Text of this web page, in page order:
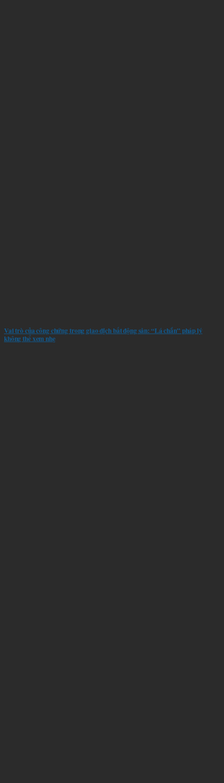
Vai trò của công chứng trong giao dịch bất động sản: “Lá chắn” pháp lý
không thể xem nhẹ